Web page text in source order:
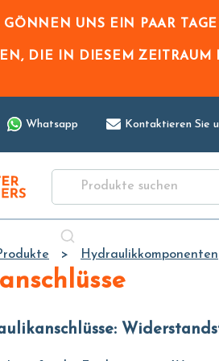
GÖNNEN UNS EIN PAAR
DIE IN DIESEM ZEITRAUM
Whatsapp Kontaktieren Sie
Hydraulikkomponenten